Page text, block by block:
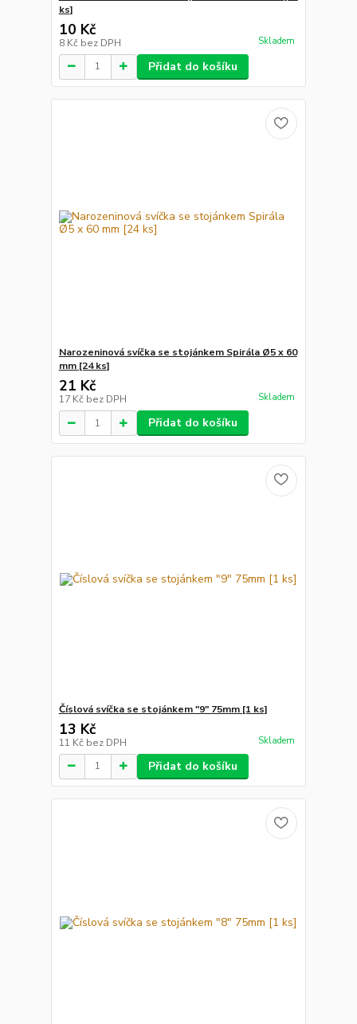
ks]
10 Kč
8 Kč bez DPH Skladem
Přidat do košíku
Narozeninová svíčka se stojánkem Spirála Ø5 x 60
mm [24 ks]
21 Kč
17 Kč bez DPH Skladem
Přidat do košíku
Číslová svíčka se stojánkem "9" 75mm [1 ks]
13 Kč
11 Kč bez DPH Skladem
Přidat do košíku